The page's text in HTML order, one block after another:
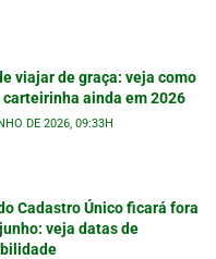
viajar de graça: veja como
carteirinha ainda em 2026
DE 2026, 09:33H
Cadastro Único ficará fora
veja datas de